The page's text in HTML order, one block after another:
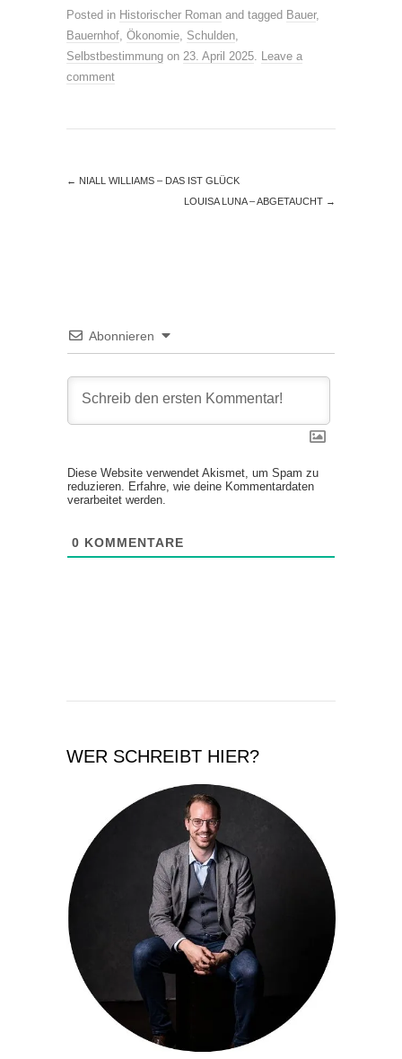
Posted in Historischer Roman and tagged Bauer,
Bauernhof Ökonomie Schulden
Selbstbestimmung on 23. April 2025
Leave a
comment
← NIALL WILLIAMS – DAS IST GLÜCK
LOUISA LUNA – ABGETAUCHT →
Abonnieren
Diese Website verwendet Akismet, um Spam zu
reduzieren.
Erfahre, wie deine Kommentardaten
verarbeitet werden.
0 KOMMENTARE
WER SCHREIBT HIER?